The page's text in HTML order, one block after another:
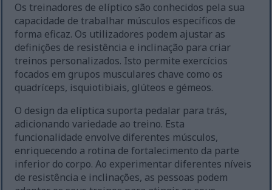
Os treinadores de elíptico são conhecidos pela sua
capacidade de trabalhar músculos específicos de
forma eficaz. Os utilizadores podem ajustar as
definições de resistência e inclinação para criar
treinos personalizados. Isto permite exercícios
focados em grupos musculares chave como os
quadríceps, isquiotibiais, glúteos e gémeos.
O design da elíptica suporta pedalar para trás,
adicionando variedade ao treino. Esta
funcionalidade envolve diferentes músculos,
enriquecendo a rotina de fortalecimento da parte
inferior do corpo. Ao experimentar diferentes níveis
de resistência e inclinações, as pessoas podem